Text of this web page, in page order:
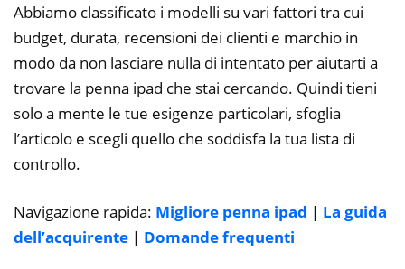
Abbiamo classificato i modelli su vari fattori tra cui
budget, durata, recensioni dei clienti e marchio in
modo da non lasciare nulla di intentato per aiutarti a
trovare la penna ipad che stai cercando. Quindi tieni
solo a mente le tue esigenze particolari, sfoglia
l’articolo e scegli quello che soddisfa la tua lista di
controllo.
Navigazione rapida: Migliore penna ipad | La guida
dell’acquirente | Domande frequenti